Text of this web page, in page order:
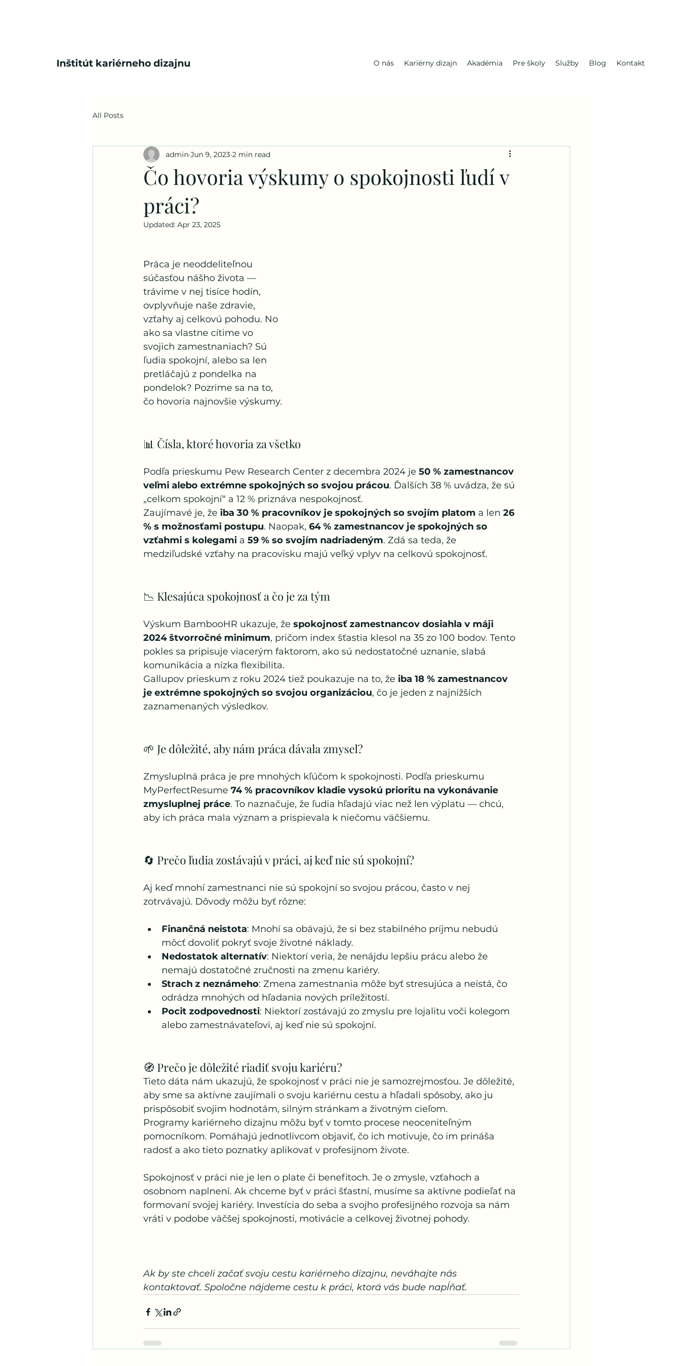
Inštitút kariérneho dizajnu O nás Kariérny dizajn Akadémia Pre školy Služby Blog Kontakt
All Posts
Čo hovoria výskumy o spokojnosti ľudí v
práci?
admin Jun 9, 2023 2 min read
Updated: Apr 23, 2025
Práca je neoddeliteľnou
súčasťou nášho života —
trávime v nej tisíce hodín,
ovplyvňuje naše zdravie,
vzťahy aj celkovú pohodu. No
ako sa vlastne cítime vo
svojich zamestnaniach? Sú
ľudia spokojní, alebo sa len
pretláčajú z pondelka na
pondelok? Pozrime sa na to,
čo hovoria najnovšie výskumy.
📊 Čísla, ktoré hovoria za všetko
Podľa prieskumu Pew Research Center z decembra 2024 je 50 % zamestnancov
veľmi alebo extrémne spokojných so svojou prácou. Ďalších 38 % uvádza, že sú
„celkom spokojní“ a 12 % priznáva nespokojnosť.
Zaujímavé je, že iba 30 % pracovníkov je spokojných so svojím platom a len 26
% s možnosťami postupu. Naopak, 64 % zamestnancov je spokojných so
vzťahmi s kolegami a 59 % so svojím nadriadeným. Zdá sa teda, že
medziľudské vzťahy na pracovisku majú veľký vplyv na celkovú spokojnosť.
📉 Klesajúca spokojnosť a čo je za tým
Výskum BambooHR ukazuje, že spokojnosť zamestnancov dosiahla v máji
2024 štvorročné minimum, pričom index šťastia klesol na 35 zo 100 bodov. Tento
pokles sa pripisuje viacerým faktorom, ako sú nedostatočné uznanie, slabá
komunikácia a nízka flexibilita.
Gallupov prieskum z roku 2024 tiež poukazuje na to, že iba 18 % zamestnancov
je extrémne spokojných so svojou organizáciou, čo je jeden z najnižších
zaznamenaných výsledkov.
🌱 Je dôležité, aby nám práca dávala zmysel?
Zmysluplná práca je pre mnohých kľúčom k spokojnosti. Podľa prieskumu
MyPerfectResume 74 % pracovníkov kladie vysokú prioritu na vykonávanie
zmysluplnej práce. To naznačuje, že ľudia hľadajú viac než len výplatu — chcú,
aby ich práca mala význam a prispievala k niečomu väčšiemu.
🔄 Prečo ľudia zostávajú v práci, aj keď nie sú spokojní?
Aj keď mnohí zamestnanci nie sú spokojní so svojou prácou, často v nej
zotrvávajú. Dôvody môžu byť rôzne:
Finančná neistota: Mnohí sa obávajú, že si bez stabilného príjmu nebudú
môcť dovoliť pokryť svoje životné náklady.
Nedostatok alternatív: Niektorí veria, že nenájdu lepšiu prácu alebo že
nemajú dostatočné zručnosti na zmenu kariéry.
Strach z neznámeho: Zmena zamestnania môže byť stresujúca a neistá, čo
odrádza mnohých od hľadania nových príležitostí.
Pocit zodpovednosti: Niektorí zostávajú zo zmyslu pre lojalitu voči kolegom
alebo zamestnávateľovi, aj keď nie sú spokojní.
🧭 Prečo je dôležité riadiť svoju kariéru?
Tieto dáta nám ukazujú, že spokojnosť v práci nie je samozrejmosťou. Je dôležité,
aby sme sa aktívne zaujímali o svoju kariérnu cestu a hľadali spôsoby, ako ju
prispôsobiť svojim hodnotám, silným stránkam a životným cieľom.
Programy kariérneho dizajnu môžu byť v tomto procese neoceniteľným
pomocníkom. Pomáhajú jednotlivcom objaviť, čo ich motivuje, čo im prináša
radosť a ako tieto poznatky aplikovať v profesijnom živote.
Spokojnosť v práci nie je len o plate či benefitoch. Je o zmysle, vzťahoch a
osobnom naplnení. Ak chceme byť v práci šťastní, musíme sa aktívne podieľať na
formovaní svojej kariéry. Investícia do seba a svojho profesijného rozvoja sa nám
vráti v podobe väčšej spokojnosti, motivácie a celkovej životnej pohody.
Ak by ste chceli začať svoju cestu kariérneho dizajnu, neváhajte nás
kontaktovať. Spoločne nájdeme cestu k práci, ktorá vás bude napĺňať.